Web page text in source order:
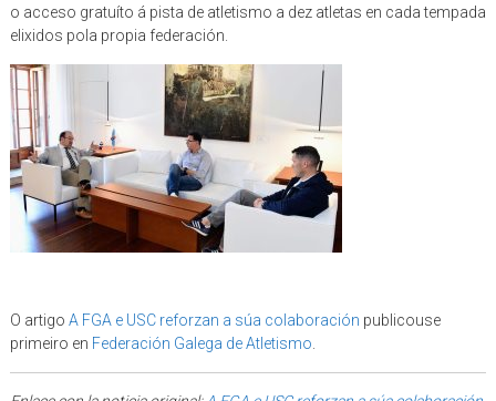
o acceso gratuíto á pista de atletismo a dez atletas en cada tempada
elixidos pola propia federación.
O artigo A FGA e USC reforzan a súa colaboración publicouse
primeiro en Federación Galega de Atletismo.